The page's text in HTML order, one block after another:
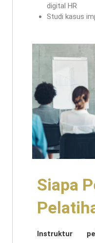
digital HR
Studi kasus
Siapa
Instruktur